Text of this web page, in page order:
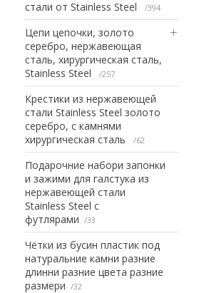
стали от Stainless Steel
394
Цепи цепочки, золото
серебро, нержавеющая
сталь, хирургическая сталь,
Stainless Steel
257
Крестики из нержавеющей
стали Stainless Steel золото
серебро, с камнями
хирургическая сталь
62
Подарочние набори запонки
и зажими для галстука из
нержавеющей стали
Stainless Steel с
футлярами
33
Чётки из бусин пластик под
натуральние камни разние
длинни разние цвета разние
размери
32